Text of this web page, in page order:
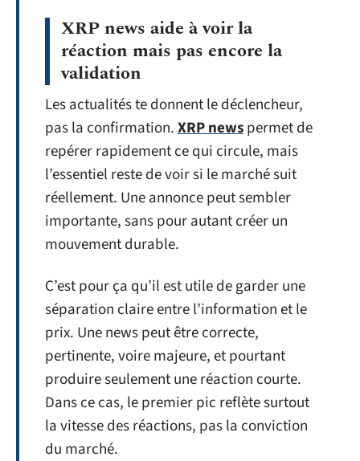
XRP news aide à voir la
réaction mais pas encore la
validation
Les actualités te donnent le déclencheur,
pas la confirmation.XRP newspermet de
repérer rapidement ce qui circule, mais
l’essentiel reste de voir si le marché suit
réellement. Une annonce peut sembler
importante, sans pour autant créer un
mouvement durable.
C’est pour ça qu’il est utile de garder une
séparation claire entre l’information et le
prix. Une news peut être correcte,
pertinente, voire majeure, et pourtant
produire seulement une réaction courte.
Dans ce cas, le premier pic reflète surtout
la vitesse des réactions, pas la conviction
du marché.